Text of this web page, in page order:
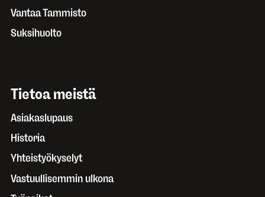
Vantaa Tammisto
Suksihuolto
Tietoa meistä
Asiakaslupaus
Historia
Yhteistyökyselyt
Vastuullisemmin ulkona